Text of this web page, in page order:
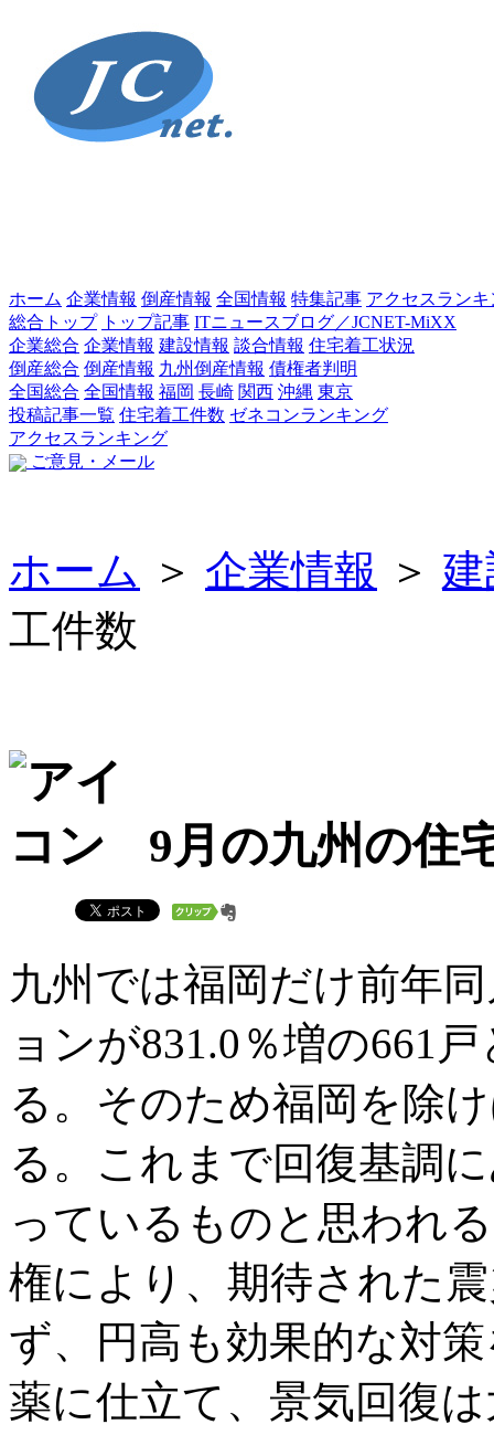
ホーム 企業情報 倒産情報 全国情報 特集記事 アクセスランキ
総合トップ トップ記事 ITニュースブログ／JCNET-MiXX
企業総合 企業情報 建設情報 談合情報 住宅着工状況
倒産総合 倒産情報 九州倒産情報 債権者判明
全国総合 全国情報 福岡 長崎 関西 沖縄 東京
投稿記事一覧 住宅着工件数 ゼネコンランキング
アクセスランキング
ご意見・メール
ホーム ＞ 企業情報 ＞
工件数
9月の九州の住
九州では福岡だけ前年
ョンが831.0％増の661
る。そのため福岡を除
る。これまで回復基調
っているものと思われ
権により、期待された
ず、円高も効果的な対
薬に仕立て、景気回復